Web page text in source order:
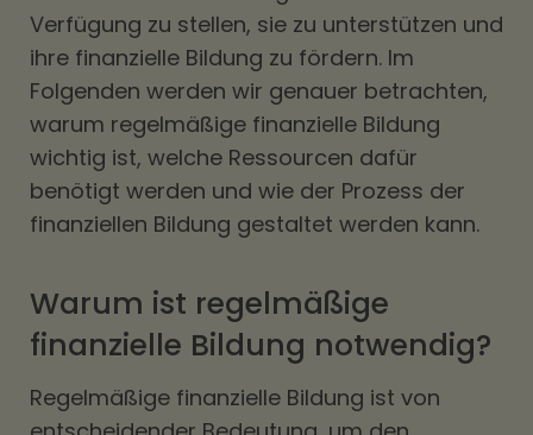
Verfügung zu stellen, sie zu unterstützen und
ihre finanzielle Bildung zu fördern. Im
Folgenden werden wir genauer betrachten,
warum regelmäßige finanzielle Bildung
wichtig ist, welche Ressourcen dafür
benötigt werden und wie der Prozess der
finanziellen Bildung gestaltet werden kann.
Warum ist regelmäßige
finanzielle Bildung notwendig?
Regelmäßige finanzielle Bildung ist von